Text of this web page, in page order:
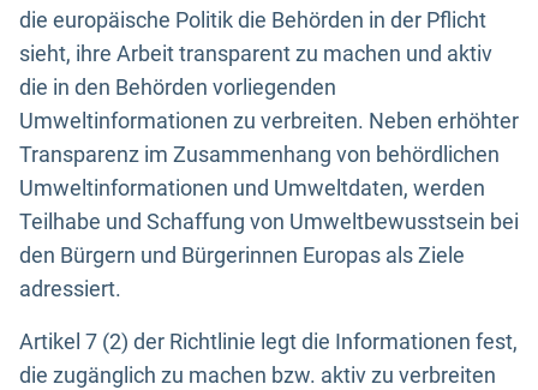
die europäische Politik die Behörden in der Pflicht
sieht, ihre Arbeit transparent zu machen und aktiv
die in den Behörden vorliegenden
Umweltinformationen zu verbreiten. Neben erhöhter
Transparenz im Zusammenhang von behördlichen
Umweltinformationen und Umweltdaten, werden
Teilhabe und Schaffung von Umweltbewusstsein bei
den Bürgern und Bürgerinnen Europas als Ziele
adressiert.
Artikel 7 (2) der Richtlinie legt die Informationen fest,
die zugänglich zu machen bzw. aktiv zu verbreiten